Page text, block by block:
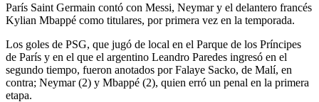
París Saint Germain contó con Messi, Neymar y el delantero francés
Kylian Mbappé como titulares, por primera vez en la temporada.
Los goles de PSG, que jugó de local en el Parque de los Príncipes
de París y en el que el argentino Leandro Paredes ingresó en el
segundo tiempo, fueron anotados por Falaye Sacko, de Malí, en
contra; Neymar (2) y Mbappé (2), quien erró un penal en la primera
etapa.